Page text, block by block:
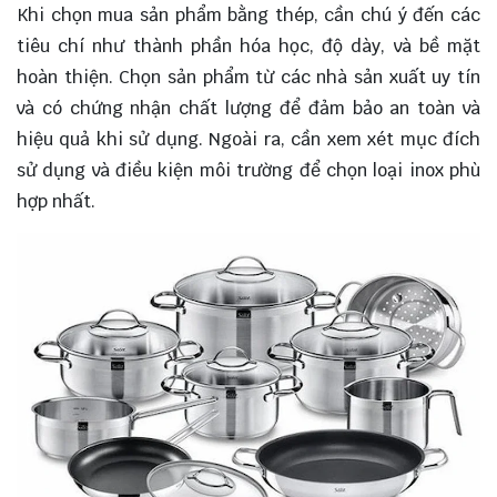
Khi chọn mua sản phẩm bằng thép, cần chú ý đến các
tiêu chí như thành phần hóa học, độ dày, và bề mặt
hoàn thiện. Chọn sản phẩm từ các nhà sản xuất uy tín
và có chứng nhận chất lượng để đảm bảo an toàn và
hiệu quả khi sử dụng. Ngoài ra, cần xem xét mục đích
sử dụng và điều kiện môi trường để chọn loại inox phù
hợp nhất.